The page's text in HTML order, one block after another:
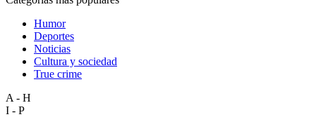
Humor
Deportes
Noticias
Cultura y sociedad
True crime
A - H
I - P